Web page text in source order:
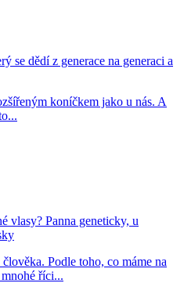
se dědí z generace na generaci a
koníčkem jako u nás. A
vlasy? Panna geneticky, u
Podle toho, co máme na
říci...